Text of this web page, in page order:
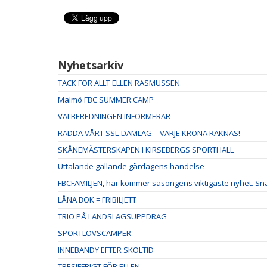
Nyhetsarkiv
TACK FÖR ALLT ELLEN RASMUSSEN
Malmö FBC SUMMER CAMP
VALBEREDNINGEN INFORMERAR
RÄDDA VÅRT SSL-DAMLAG – VARJE KRONA RÄKNAS!
SKÅNEMÄSTERSKAPEN I KIRSEBERGS SPORTHALL
Uttalande gällande gårdagens händelse
FBCFAMILJEN, här kommer säsongens viktigaste nyhet.
LÅNA BOK = FRIBILJETT
TRIO PÅ LANDSLAGSUPPDRAG
SPORTLOVSCAMPER
INNEBANDY EFTER SKOLTID